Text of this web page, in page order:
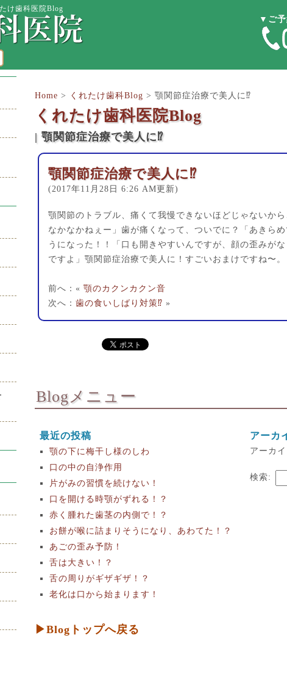
け歯科医院Blog
▼ご予
Home > くれたけ歯科Blog > 顎関節症治療で美人に⁉︎
くれたけ歯科医院Blog
| 顎関節症治療で美人に⁉︎
顎関節症治療で美人に⁉︎
(2017年11月28日 6:26 AM更新)
顎関節のトラブル、痛くて我慢できないほどじゃないか
なかなかねぇー」歯が痛くなって、ついでに？「あきら
うになった！！「口も開きやすいんですが、顔の歪みが
ですよ」顎関節症治療で美人に！すごいおまけですね〜。
前へ：« 顎のカクンカクン音
次へ： 歯の食いしばり対策⁉︎ »
Blogメニュー
最近の投稿
顎の下に梅干し様のしわ
口の中の自浄作用
片がみの習慣を続けない！
口を開ける時顎がずれる！？
赤く腫れた歯茎の内側で！？
お餅が喉に詰まりそうになり、あわてた！？
あごの歪み予防！
舌は大きい！？
舌の周りがギザギザ！？
老化は口から始まります！
アーカ
アーカ
検索:
▶Blogトップへ戻る